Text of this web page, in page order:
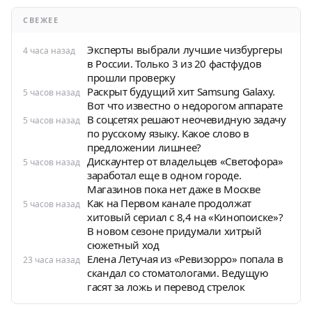
СВЕЖЕЕ
4 часа назад
Эксперты выбрали лучшие чизбургеры
в России. Только 3 из 20 фастфудов
прошли проверку
5 часов назад
Раскрыт будущий хит Samsung Galaxy.
Вот что известно о недорогом аппарате
5 часов назад
В соцсетях решают неочевидную задачу
по русскому языку. Какое слово в
предложении лишнее?
5 часов назад
Дискаунтер от владельцев «Светофора»
заработал еще в одном городе.
Магазинов пока нет даже в Москве
5 часов назад
Как на Первом канале продолжат
хитовый сериал с 8,4 на «Кинопоиске»?
В новом сезоне придумали хитрый
сюжетный ход
23 часа назад
Елена Летучая из «Ревизорро» попала в
скандал со стоматологами. Ведущую
гасят за ложь и перевод стрелок